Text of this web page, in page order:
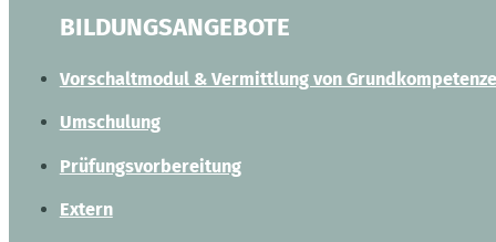
BILDUNGSANGEBOTE
Vorschaltmodul & Vermittlung von
Umschulung
Prüfungsvorbereitung
Extern